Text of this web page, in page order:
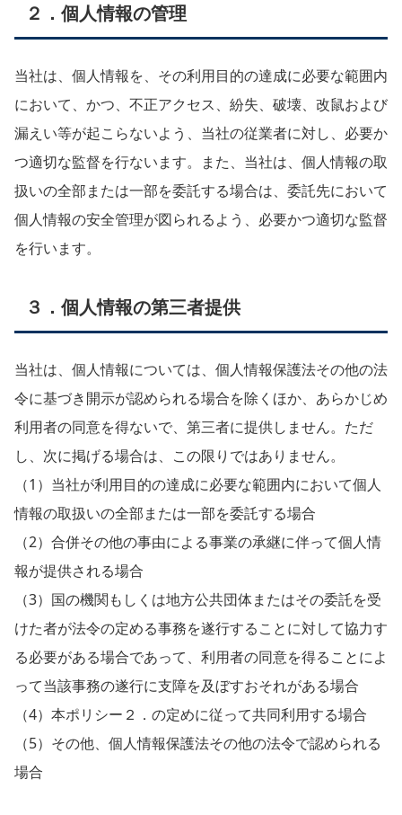
２．個人情報の管理
当社は、個人情報を、その利用目的の達成に必要な範囲内
において、かつ、不正アクセス、紛失、破壊、改鼠および
漏えい等が起こらないよう、当社の従業者に対し、必要か
つ適切な監督を行ないます。また、当社は、個人情報の取
扱いの全部または一部を委託する場合は、委託先において
個人情報の安全管理が図られるよう、必要かつ適切な監督
を行います。
３．個人情報の第三者提供
当社は、個人情報については、個人情報保護法その他の法
令に基づき開示が認められる場合を除くほか、あらかじめ
利用者の同意を得ないで、第三者に提供しません。ただ
し、次に掲げる場合は、この限りではありません。
（1）当社が利用目的の達成に必要な範囲内において個人
情報の取扱いの全部または一部を委託する場合
（2）合併その他の事由による事業の承継に伴って個人情
報が提供される場合
（3）国の機関もしくは地方公共団体またはその委託を受
けた者が法令の定める事務を遂行することに対して協力す
る必要がある場合であって、利用者の同意を得ることによ
って当該事務の遂行に支障を及ぼすおそれがある場合
（4）本ポリシー２．の定めに従って共同利用する場合
（5）その他、個人情報保護法その他の法令で認められる
場合